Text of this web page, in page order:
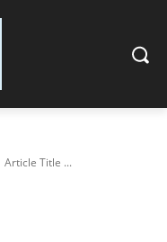
Article Title ...